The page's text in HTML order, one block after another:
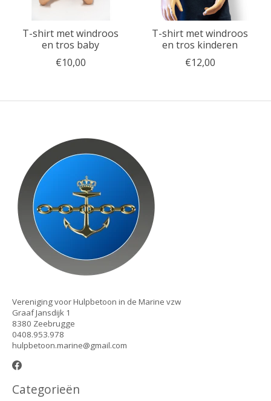
T-shirt met windroos
en tros baby
€10,00
T-shirt met windroos
en tros kinderen
€12,00
Vereniging voor Hulpbetoon in de Marine vzw
Graaf Jansdijk 1
8380 Zeebrugge
0408.953.978
hulpbetoon.marine@gmail.com
Categorieën